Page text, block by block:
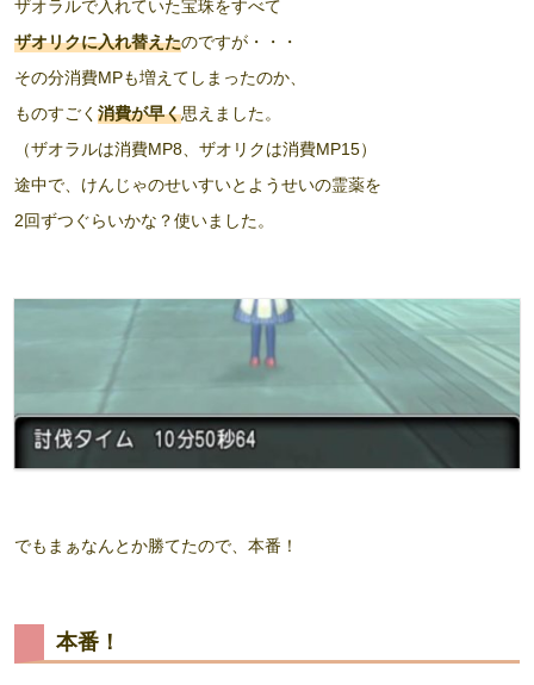
ザオラルで入れていた宝珠をすべて
ザオリクに入れ替えたのですが・・・
その分消費MPも増えてしまったのか、
ものすごく 消費が早く思えました。
（ザオラルは消費MP8、ザオリクは消費MP15）
途中で、けんじゃのせいすいとようせいの霊薬を
2回ずつぐらいかな？使いました。
でもまぁなんとか勝てたので、本番！
本番！